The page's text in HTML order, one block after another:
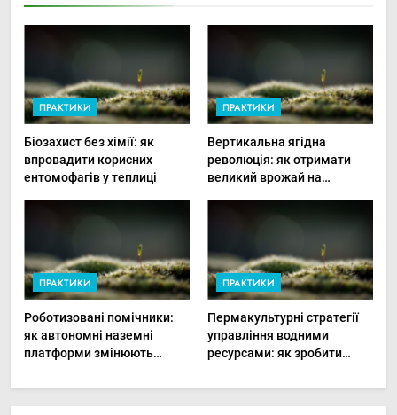
ПРАКТИКИ
Біозахист без хімії: як
впровадити корисних
ентомофагів у теплиці
ПРАКТИКИ
Вертикальна ягідна
революція: як отримати
великий врожай на
ПРАКТИКИ
Роботизовані помічники:
як автономні наземні
платформи змінюють
овочами
ПРАКТИКИ
Пермакультурні стратегії
управління водними
ресурсами: як зробити
до посухи